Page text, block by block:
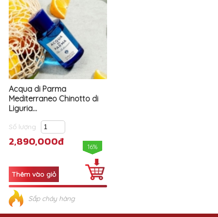
Acqua di Parma
Mediterraneo Chinotto di
Liguria...
Số lượng
2,890,000đ 16%
Sắp cháy hàng